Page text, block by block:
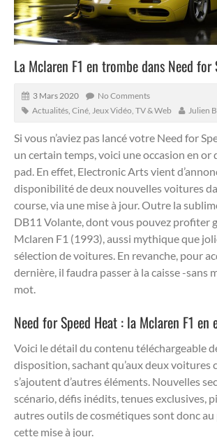
La Mclaren F1 en trombe dans Need for
3 Mars 2020
No Comments
Actualités Ciné, Jeux Vidéo, TV & Web Julien
Si vous n’aviez pas lancé votre Need for
un certain temps, voici une occasion en or
pad. En effet, Electronic Arts vient
disponibilité de deux nouvelles voitures
course, via une mise à jour.Outre la
DB11 Volante, dont vous pouvez profiter
Mclaren F1 (1993), aussi mythique que
sélection de voitures. En revanche, pour
dernière, il faudra passer à la caisse -sans
mot.
Need for Speed Heat : la Mclaren F1 en
Voici le détail du contenu téléchargeable
disposition, sachant qu’aux deux voitures
s’ajoutent d’autres éléments. Nouvelles
scénario, défis inédits, tenues exclusives,
autres outils de cosmétiques sont donc
cette mise à jour.